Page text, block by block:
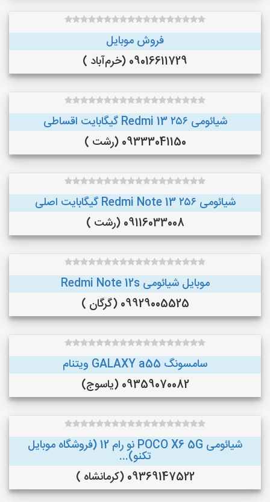
فروش موبایل
09016611729 (خرم‌آباد )
شیائومی Redmi 13 ۲۵۶ گیگابایت اقساطی
09333041150 (رشت )
شیائومی Redmi Note 13 ۲۵۶ گیگابایت اصلی
09116033008 (رشت )
موبایل شیائومی Redmi Note 12s
09929005525 (گرگان )
سامسونگ GALAXY a55 ویتنام
09359070082 (یاسوج)
شیائومی POCO X6 5G نو رام 12 (فروشگاه موبایل
تکنو)...
09369147522 (کرمانشاه )